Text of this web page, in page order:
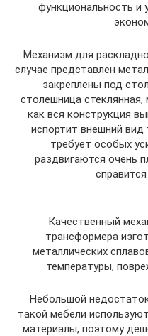
функциональность и
Механизм для
случае представлен
закреплены под
столешница
как вся конструкция
испортит внешний вид
требует особых
раздвигаются очень
Качественный
трансформера
металлических
температуры,
Небольшой
такой мебели
материалы, поэтому